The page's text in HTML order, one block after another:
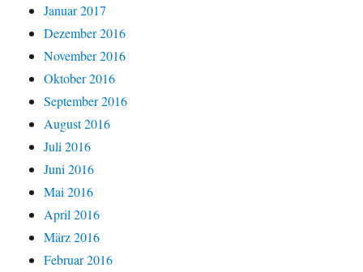
Januar 2017
Dezember 2016
November 2016
Oktober 2016
September 2016
August 2016
Juli 2016
Juni 2016
Mai 2016
April 2016
März 2016
Februar 2016